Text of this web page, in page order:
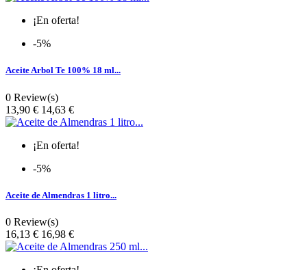
¡En oferta!
-5%
Aceite Arbol Te 100% 18 ml...
0 Review(s)
Precio
13,90 € 14,63 €
¡En oferta!
-5%
Aceite de Almendras 1 litro...
0 Review(s)
Precio
16,13 € 16,98 €